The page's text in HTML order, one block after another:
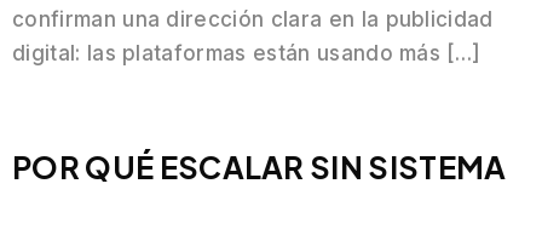
confirman una dirección clara en la publicidad
digital: las plataformas están usando más […]
POR QUÉ ESCALAR SIN SISTEMA